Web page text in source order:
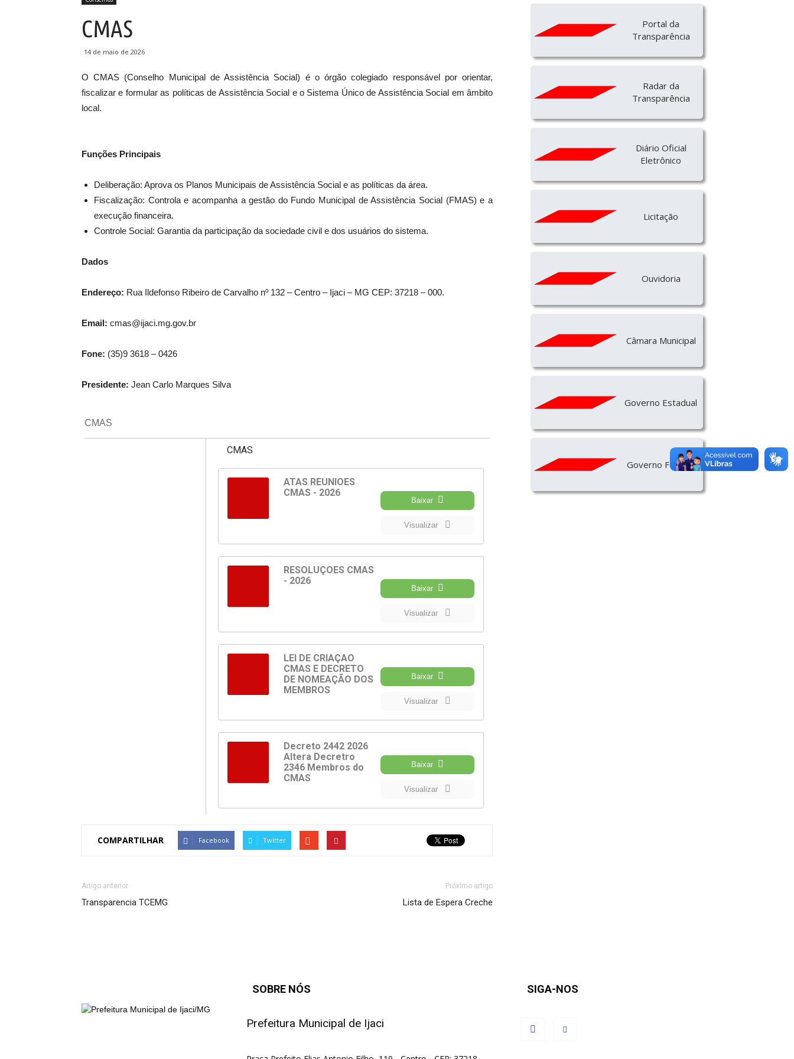
CMAS
14 de maio de 2026
O CMAS (Conselho Municipal de Assistência Social) é o órgão colegiado responsável por orientar,
fiscalizar e formular as políticas de Assistência Social e o Sistema Único de Assistência Social em âmbito
local.
Funções Principais
Deliberação: Aprova os Planos Municipais de Assistência Social e as políticas da área.
Fiscalização: Controla e acompanha a gestão do Fundo Municipal de Assistência Social (FMAS) e a
execução financeira.
Controle Social: Garantia da participação da sociedade civil e dos usuários do sistema.
Dados
Endereço: Rua Ildefonso Ribeiro de Carvalho nº 132 – Centro – Ijaci – MG CEP: 37218 – 000.
Email: cmas@ijaci.mg.gov.br
Fone: (35)9 3618 – 0426
Presidente: Jean Carlo Marques Silva
CMAS
CMAS
ATAS REUNIÕES
CMAS - 2026
Baixar
Visualizar
RESOLUÇÕES CMAS
- 2026
Baixar
Visualizar
LEI DE CRIAÇÃO
CMAS E DECRETO
DE NOMEAÇÃO DOS
MEMBROS
Baixar
Visualizar
Decreto 2442 2026
Altera Decretro
2346 Membros do
CMAS
Baixar
Visualizar
COMPARTILHAR Facebook Twitter
Artigo anterior
Transparencia TCEMG
Próximo artigo
Lista de Espera Creche
Portal da
Transparência
Radar da
Transparência
Diário Oficial
Eletrônico
Licitação
Ouvidoria
Câmara Municipal
Governo Estadual
Governo Federal
SOBRE NÓS
Prefeitura Municipal de Ijaci
SIGA-NOS